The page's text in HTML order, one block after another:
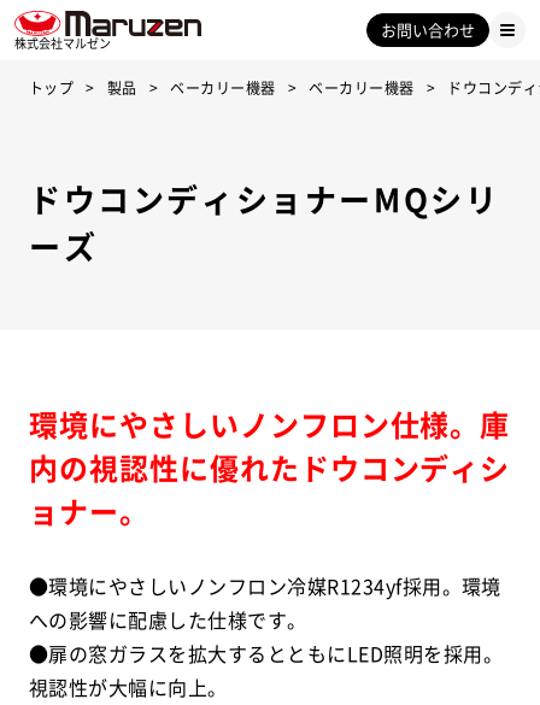
株式会社マルゼン
お問い合わせ
トップ 製品 ベーカリー機器 ベーカリー機器 ドウコンデ
ドウコンディショナーMQシリ
ーズ
環境にやさしいノンフロン仕様。庫
内の視認性に優れたドウコンディシ
ョナー。
●環境にやさしいノンフロン冷媒R1234yf採用。環境
への影響に配慮した仕様です。
●扉の窓ガラスを拡大するとともにLED照明を採用。
視認性が大幅に向上。